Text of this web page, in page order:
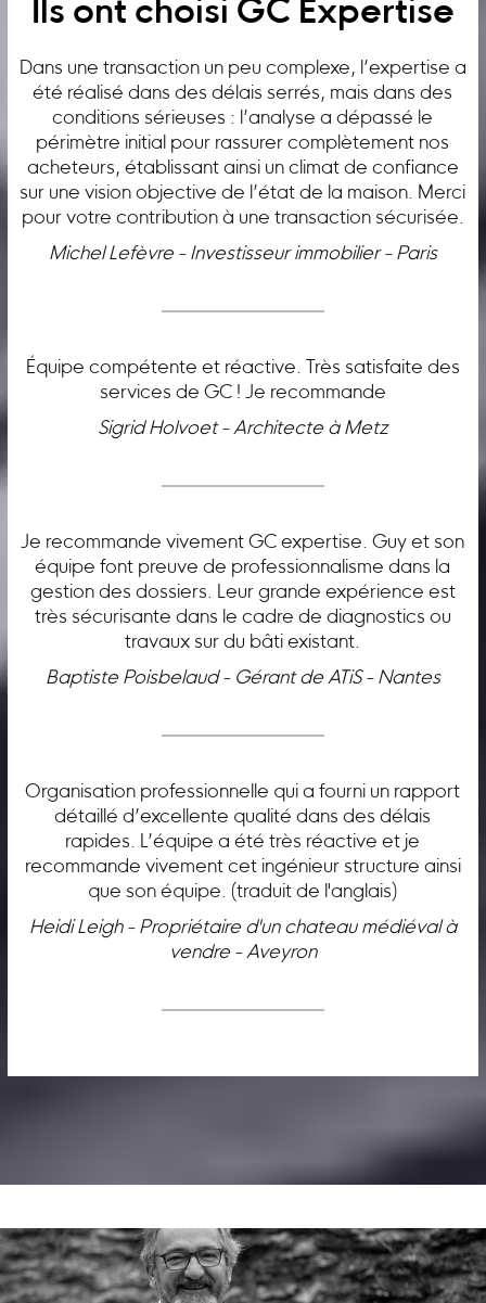
Ils ont choisi GC Expertise
Dans une transaction un peu complexe, l’expertise a
été réalisé dans des délais serrés, mais dans des
conditions sérieuses : l’analyse a dépassé le
périmètre initial pour rassurer complètement nos
acheteurs, établissant ainsi un climat de confiance
sur une vision objective de l’état de la maison. Merci
pour votre contribution à une transaction sécurisée.
Michel Lefèvre - Investisseur immobilier - Paris
Équipe compétente et réactive. Très satisfaite des
services de GC ! Je recommande
Sigrid Holvoet - Architecte à Metz
Je recommande vivement GC expertise. Guy et son
équipe font preuve de professionnalisme dans la
gestion des dossiers. Leur grande expérience est
très sécurisante dans le cadre de diagnostics ou
travaux sur du bâti existant.
Baptiste Poisbelaud - Gérant de ATiS - Nantes
Organisation professionnelle qui a fourni un rapport
détaillé d’excellente qualité dans des délais
rapides. L’équipe a été très réactive et je
recommande vivement cet ingénieur structure ainsi
que son équipe. (traduit de l'anglais)
Heidi Leigh - Propriétaire d'un chateau médiéval à
vendre - Aveyron